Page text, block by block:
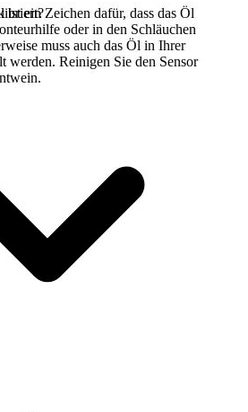
ein Zeichen dafür, dass das Öl
oder in den Schläuchen
muss auch das Öl in Ihrer
werden. Reinigen Sie den Sensor